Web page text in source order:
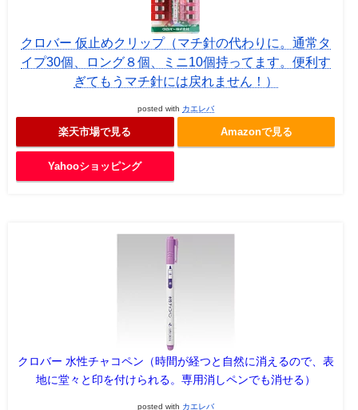
クロバー 仮止めクリップ（マチ針の代わりに。通常タ
イプ30個、ロング８個、ミニ10個持ってます。便利す
ぎてもうマチ針には戻れません！）
posted with カエレバ
楽天市場で見る Amazonで見る
Yahooショッピング
クロバー 水性チャコペン（時間が経つと自然に消えるので、表
地に堂々と印を付けられる。専用消しペンでも消せる）
posted with カエレバ